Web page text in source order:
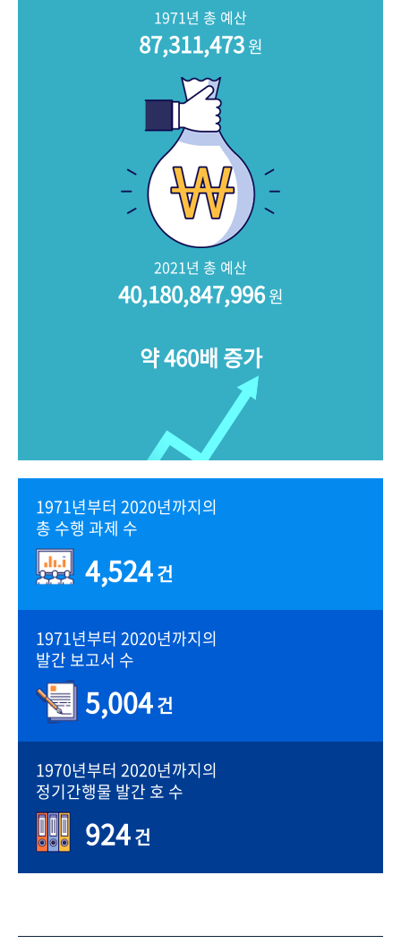
1971년 총 예산
87,311,473원
2021년 총 예산
40,180,847,996원
약 460배 증가
1971년부터 2020년까지의
총 수행 과제 수
4,524건
1971년부터 2020년까지의
발간 보고서 수
5,004건
1970년부터 2020년까지의
정기간행물 발간 호 수
924건